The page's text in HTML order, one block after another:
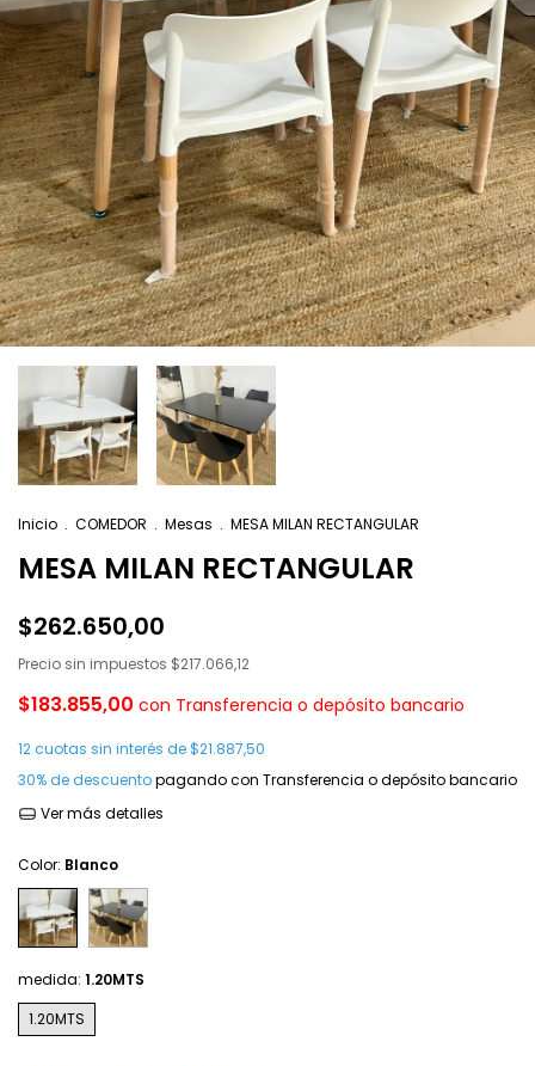
Inicio . COMEDOR . Mesas . MESA MILAN RECTANGULAR
MESA MILAN RECTANGULAR
$262.650,00
Precio sin impuestos $217.066,12
$183.855,00 con Transferencia o depósito bancario
12 cuotas sin interés de $21.887,50
30% de descuentopagando con Transferencia o depósito bancario
Ver más detalles
Color: Blanco
medida: 1.20MTS
1.20MTS